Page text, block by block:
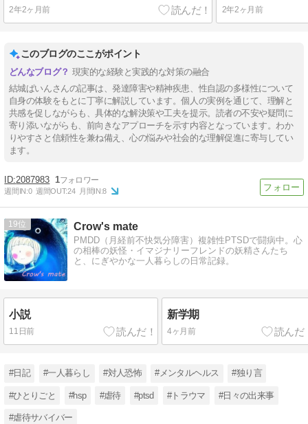
2年2ヶ月前 2年2ヶ月前
このブログのここがポイント
現実的な経験と実践的な対策の融合
結城ぱいんさんの記事は、発達障害や精神疾患、性自認の多様性について
自身の体験をもとに丁寧に解説しています。個人の実例を通じて、理解と
共感を促しながらも、具体的な解決策や工夫を提示。読者の不安や疑問に
寄り添いながらも、前向きなアプローチを示す内容となっています。わか
りやすさと信頼性を兼ね備え、心の悩みや社会的な理解促進に寄与してい
ます。
2087983 1
週間IN:0 週間OUT:24 月間IN:8
19 Crow's mate
PMDD（月経前不快気分障害）複雑性PTSDで闘病中。心
の相棒の妖怪・イマジナリーフレンドの妖精さんたち
と、にぎやかな一人暮らしの日常記録。
小説
11日前
新学期
4ヶ月前
#日記 #一人暮らし #対人恐怖 #メンタルヘルス #独り言
#ひとりごと #hsp #虐待 #ptsd #トラウマ #日々の出来事
#虐待サバイバー